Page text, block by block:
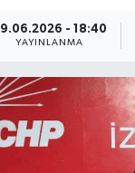
- 18:40
YAYINLANMA